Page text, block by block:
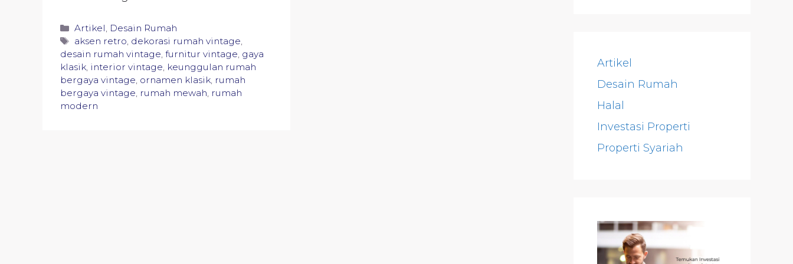
Categories
Artikel, Desain Rumah
Tags
aksen retro, dekorasi rumah vintage,
desain rumah vintage, furnitur vintage, gaya
klasik, interior vintage, keunggulan rumah
bergaya vintage, ornamen klasik, rumah
bergaya vintage, rumah mewah, rumah
modern
Artikel
Desain Rumah
Halal
Investasi Properti
Properti Syariah